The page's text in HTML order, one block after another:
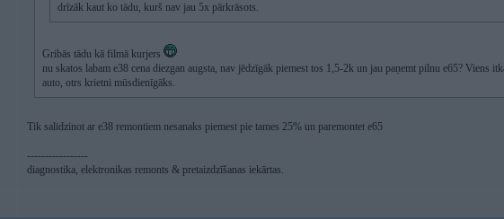
drīzāk kaut ko tādu, kurš nav jau 5x pārkrāsots.
Gribās tādu kā filmā kurjers
nu skatos labam e38 cena diezgan augsta, nav jēdzīgāk piemest tos 1,5-2k un jau paņemt pilnu e65? Viens
auto, otrs krietni mūsdienīgāks.
Tik salidzinot ar e38 remontiem nesanaks piemest pie tames 25% un paremontet e65
-----------------
diagnostika, elektronikas remonts & pretaizdzīšanas iekārtas.